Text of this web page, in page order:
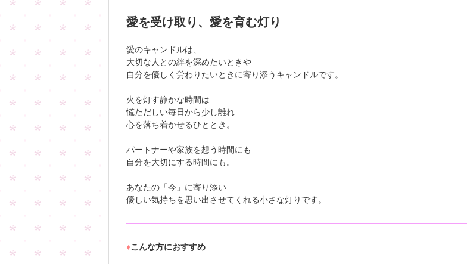
愛を受け取り、愛を育む灯り
愛のキャンドルは、
大切な人との絆を深めたいときや
自分を優しく労わりたいときに寄り添うキャンドルです。
火を灯す静かな時間は
慌ただしい毎日から少し離れ
心を落ち着かせるひととき。
パートナーや家族を想う時間にも
自分を大切にする時間にも。
あなたの「今」に寄り添い
優しい気持ちを思い出させてくれる小さな灯りです。
♦こんな方におすすめ